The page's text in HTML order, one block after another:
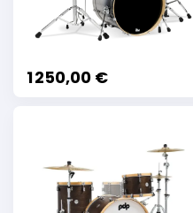
1 250,00 €